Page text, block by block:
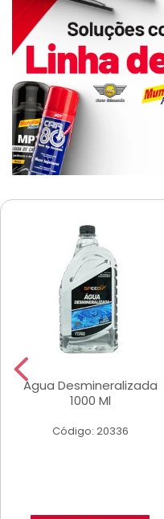
Agua Desmineralizada
1000 Ml
Código: 20336